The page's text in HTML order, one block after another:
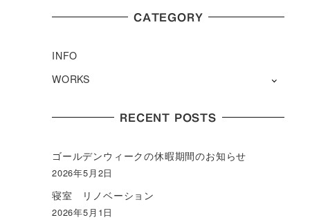
CATEGORY
INFO
WORKS
RECENT POSTS
ゴールデンウィークの休暇期間のお知らせ
2026年5月2日
寝室 リノベーション
2026年5月1日